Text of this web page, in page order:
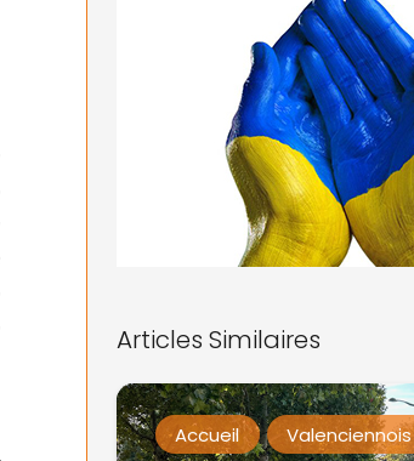
Articles Similaires
Accueil Valenciennois